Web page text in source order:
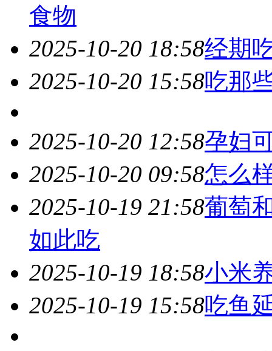
食物
2025-10-20 18:58经期
2025-10-20 15:58吃那
2025-10-20 12:58孕妇
2025-10-20 09:58怎么
2025-10-19 21:58葡萄
如此吃
2025-10-19 18:58小米
2025-10-19 15:58吃鱼